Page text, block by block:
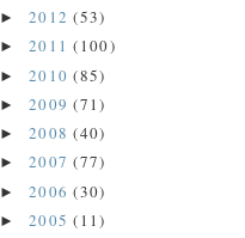
► 2012(53)
► 2011(100)
► 2010(85)
► 2009(71)
► 2008(40)
► 2007(77)
► 2006(30)
► 2005(11)